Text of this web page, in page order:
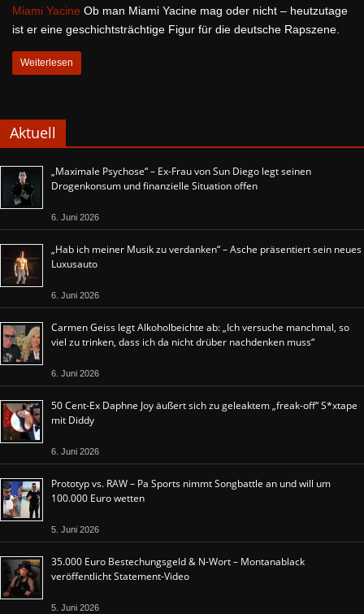
Miami Yacine Ob man Miami Yacine mag oder nicht – heutzutage
ist er eine geschichtsträchtige Figur für die deutsche Rapszene.
Weiterlesen
Aktuell
„Maximale Psychose“ – Ex-Frau von Sun Diego legt seinen
Drogenkonsum und finanzielle Situation offen
6. Juni 2026
„Hab ich meiner Musik zu verdanken“ – Asche präsentiert sein neues
Luxusauto
6. Juni 2026
Carmen Geiss legt Alkoholbeichte ab: „Ich versuche manchmal, so
viel zu trinken, dass ich da nicht drüber nachdenken muss“
6. Juni 2026
50 Cent-Ex Daphne Joy äußert sich zu geleaktem „freak-off“ S*xtape
mit Diddy
6. Juni 2026
Prototyp vs. RAW – Pa Sports nimmt Songbattle an und will um
100.000 Euro wetten
5. Juni 2026
35.000 Euro Bestechungsgeld & N-Wort – Montanablack
veröffentlicht Statement-Video
5. Juni 2026